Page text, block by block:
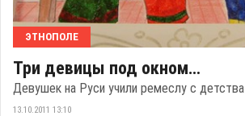
ЭТНОПОЛЕ
Три девицы под окном…
Девушек на Руси учили ремеслу с детства
13.10.2011 13:10